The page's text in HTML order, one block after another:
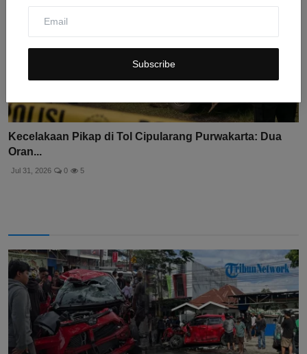
Subscribe
Kecelakaan Pikap di Tol Cipularang Purwakarta: Dua
Oran...
Jul 31, 2026 0 5